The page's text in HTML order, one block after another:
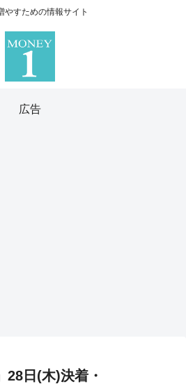
やすための情報サイト
広告
28日(木)決着・